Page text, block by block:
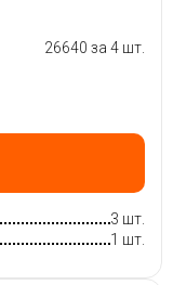
26640 за 4 шт.
3 шт.
1 шт.